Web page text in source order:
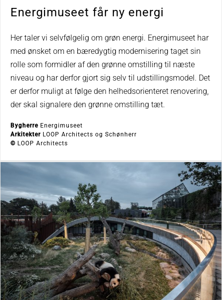
Energimuseet får ny energi
Her taler vi selvfølgelig om grøn energi. Energimuseet har
med ønsket om en bæredygtig modernisering taget sin
rolle som formidler af den grønne omstilling til næste
niveau og har derfor gjort sig selv til udstillingsmodel. Det
er derfor muligt at følge den helhedsorienteret renovering,
der skal signalere den grønne omstilling tæt.
Bygherre Energimuseet
Arkitekter LOOP Architects og Schønherr
© LOOP Architects